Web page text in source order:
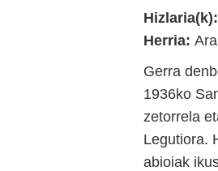
Hizlaria(k):
Herria:
Gerra
1936ko
zetorrela
Legutiora.
abioiak